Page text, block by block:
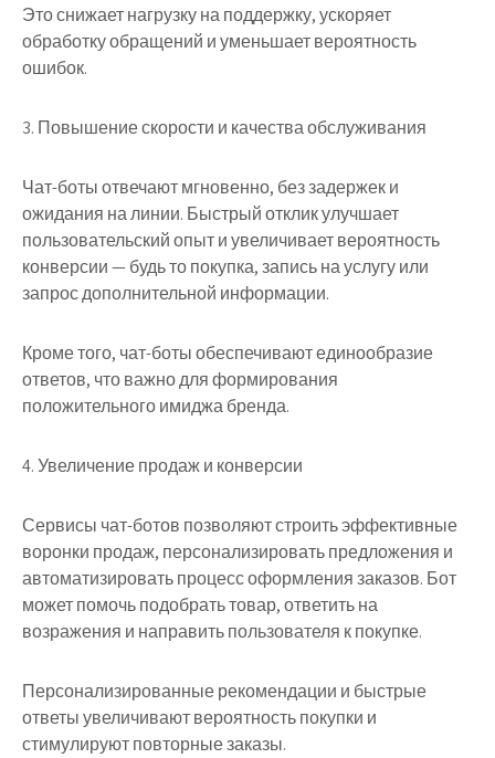
Это снижает нагрузку на поддержку, ускоряет
обработку обращений и уменьшает вероятность
ошибок.
3. Повышение скорости и качества обслуживания
Чат-боты отвечают мгновенно, без задержек и
ожидания на линии. Быстрый отклик улучшает
пользовательский опыт и увеличивает вероятность
конверсии — будь то покупка, запись на услугу или
запрос дополнительной информации.
Кроме того, чат-боты обеспечивают единообразие
ответов, что важно для формирования
положительного имиджа бренда.
4. Увеличение продаж и конверсии
Сервисы чат-ботов позволяют строить эффективные
воронки продаж, персонализировать предложения и
автоматизировать процесс оформления заказов. Бот
может помочь подобрать товар, ответить на
возражения и направить пользователя к покупке.
Персонализированные рекомендации и быстрые
ответы увеличивают вероятность покупки и
стимулируют повторные заказы.